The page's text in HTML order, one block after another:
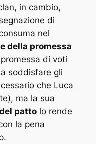
in cambio,
di
nel
della promessa
di voti
soddisfare gli
che Luca
ma la sua
pattolo rende
la pena